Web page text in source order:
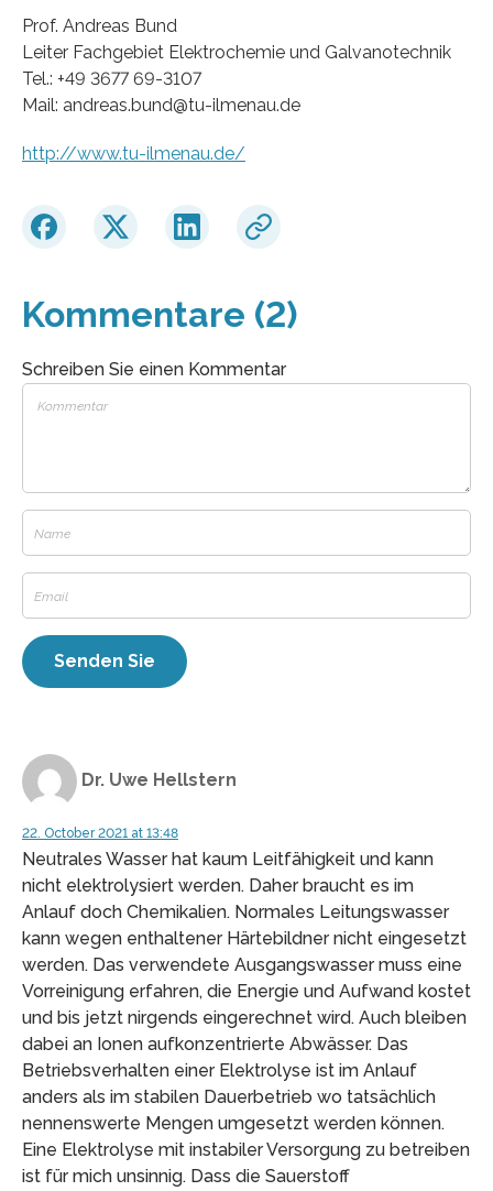
Prof. Andreas Bund
Leiter Fachgebiet Elektrochemie und Galvanotechnik
Tel.: +49 3677 69-3107
Mail: andreas.bund@tu-ilmenau.de
http://www.tu-ilmenau.de/
Kommentare (2)
Schreiben Sie einen Kommentar
Dr. Uwe Hellstern
22. October 2021 at 13:48
Neutrales Wasser hat kaum Leitfähigkeit und kann
nicht elektrolysiert werden. Daher braucht es im
Anlauf doch Chemikalien. Normales Leitungswasser
kann wegen enthaltener Härtebildner nicht eingesetzt
werden. Das verwendete Ausgangswasser muss eine
Vorreinigung erfahren, die Energie und Aufwand kostet
und bis jetzt nirgends eingerechnet wird. Auch bleiben
dabei an Ionen aufkonzentrierte Abwässer. Das
Betriebsverhalten einer Elektrolyse ist im Anlauf
anders als im stabilen Dauerbetrieb wo tatsächlich
nennenswerte Mengen umgesetzt werden können.
Eine Elektrolyse mit instabiler Versorgung zu betreiben
ist für mich unsinnig. Dass die Sauerstoff